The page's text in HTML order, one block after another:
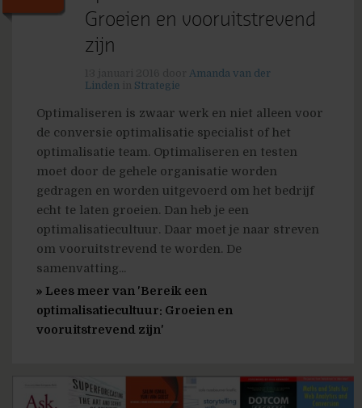
Groeien en vooruitstrevend
zijn
Amanda van der
Linden
Strategie
Optimaliseren is zwaar werk en niet alleen voor
de conversie optimalisatie specialist of het
optimalisatie team. Optimaliseren en testen
moet door de gehele organisatie worden
gedragen en worden uitgevoerd om het bedrijf
echt te laten groeien. Dan heb je een
optimalisatiecultuur. Daar moet je naar streven
om vooruitstrevend te worden. De
samenvatting...
» Lees meer van 'Bereik een
optimalisatiecultuur: Groeien en
vooruitstrevend zijn'